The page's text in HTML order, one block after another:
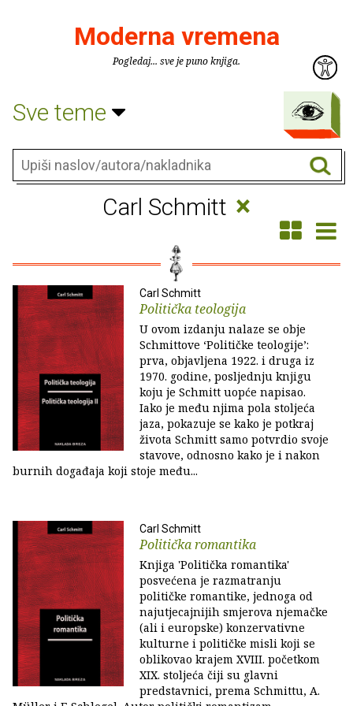
Moderna vremena
Pogledaj... sve je puno knjiga.
Sve teme
Carl Schmitt ×
Carl Schmitt
Politička teologija
U ovom izdanju nalaze se obje
Schmittove ‘Političke teologije’:
prva, objavljena 1922. i druga iz
1970. godine, posljednju knjigu
koju je Schmitt uopće napisao.
Iako je među njima pola stoljeća
jaza, pokazuje se kako je potkraj
života Schmitt samo potvrdio svoje
stavove, odnosno kako je i nakon
burnih događaja koji stoje među...
Carl Schmitt
Politička romantika
Knjiga 'Politička romantika'
posvećena je razmatranju
političke romantike, jednoga od
najutjecajnijih smjerova njemačke
(ali i europske) konzervativne
kulturne i političke misli koji se
oblikovao krajem XVIII. početkom
XIX. stoljeća čiji su glavni
predstavnici, prema Schmittu, A.